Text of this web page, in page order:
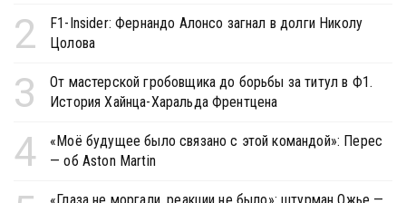
2
F1-Insider: Фернандо Алонсо загнал в долги Николу
Цолова
3
От мастерской гробовщика до борьбы за титул в Ф1.
История Хайнца-Харальда Френтцена
4
«Моё будущее было связано с этой командой»: Перес
— об Aston Martin